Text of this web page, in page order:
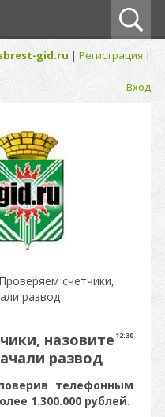
gid.ru | Регистрация |
Вход
счетчики,
развод
12:30
назовите
развод
телефонным
1.300.000 рублей.